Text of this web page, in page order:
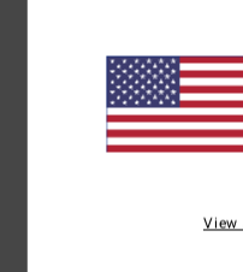
Composizione[Tessuto
cotone, 8% lino